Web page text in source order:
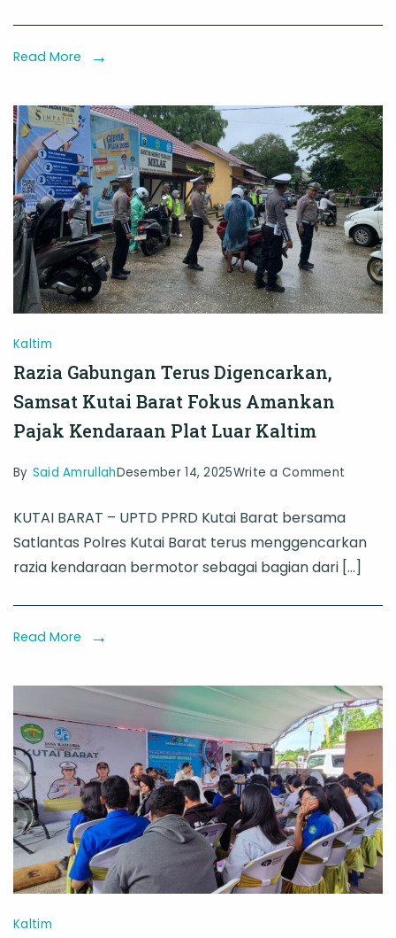
Samsat
Perkuat
Edukatif
di
Read More
Kaltim
Razia Gabungan Terus Digencarkan,
Samsat Kutai Barat Fokus Amankan
Pajak Kendaraan Plat Luar Kaltim
By Said AmrullahDesember 14, 2025Write a Comment
Terus
Samsat
Fokus
Pajak
Plat
Luar
Kaltim
KUTAI BARAT – UPTD PPRD Kutai Barat bersama
Satlantas Polres Kutai Barat terus menggencarkan
razia kendaraan bermotor sebagai bagian dari […]
Read More
Kaltim